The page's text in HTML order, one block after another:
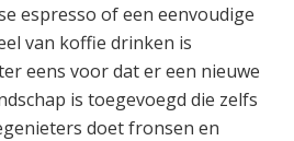
espresso of een eenvoudige
van koffie drinken is
eens voor dat er een nieuwe
is toegevoegd die zelfs
doet fronsen en